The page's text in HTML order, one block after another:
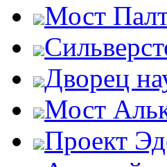
Мост
Дворец
Мост
Проект